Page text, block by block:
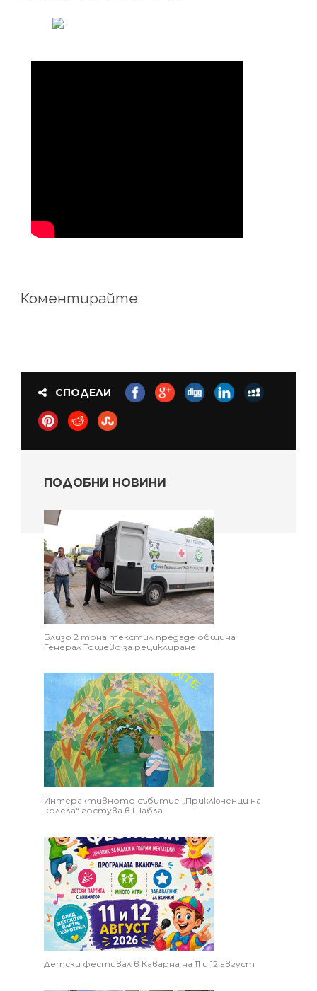
Коментирайте
СПОДЕЛИ
ПОДОБНИ НОВИНИ
Близо 2 тона текстил предаде община
Генерал Тошево за рециклиране
Интерактивното събитие „Приключенци на
колела“ гостува в Шабла
Детски фестивал в Каварна на 11 и 12 август